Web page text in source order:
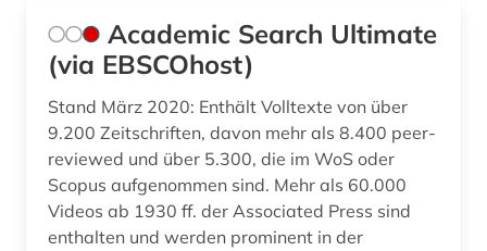
dänisch-hallesche mission in tranquebar (1)
e-commerce (1)
e-learning (7)
e-tutorial (1)
Academic Search Ultimate
(via EBSCOhost)
Stand März 2020: Enthält Volltexte von über
9.200 Zeitschriften, davon mehr als 8.400 peer-
reviewed und über 5.300, die im WoS oder
Scopus aufgenommen sind. Mehr als 60.000
Videos ab 1930 ff. der Associated Press sind
enthalten und werden prominent in der